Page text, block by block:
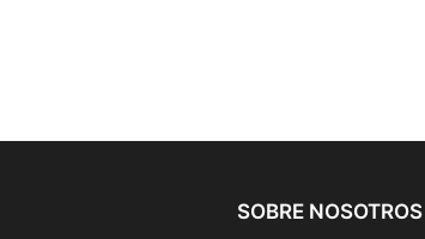
SOBRE NOSOTROS